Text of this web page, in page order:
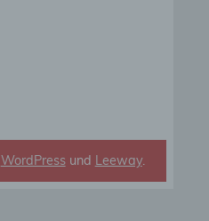
WordPressund Leeway.